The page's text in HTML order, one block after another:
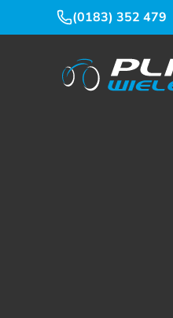
(0183) 352 479